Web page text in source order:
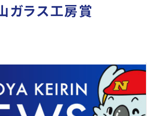
ガラス工房賞